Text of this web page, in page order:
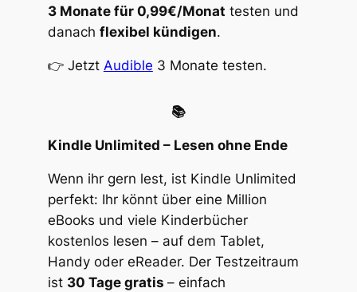
3 Monate für 0,99€/Monat testen und
danach flexibel kündigen.
👉 Jetzt Audible 3 Monate testen.
📚
Kindle Unlimited – Lesen ohne Ende
Wenn ihr gern lest, ist Kindle Unlimited
perfekt: Ihr könnt über eine Million
eBooks und viele Kinderbücher
kostenlos lesen – auf dem Tablet,
Handy oder eReader. Der Testzeitraum
ist 30 Tage gratis – einfach